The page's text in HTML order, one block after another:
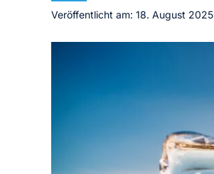
Veröffentlicht am: 18. August 2025